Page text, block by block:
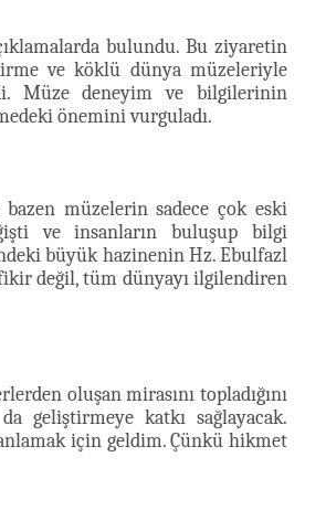
bulundu. Bu ziyaretin
ve köklü dünya müzeleriyle
Müze deneyim ve bilgilerinin
önemini vurguladı.
müzelerin sadece çok eski
ve insanların buluşup bilgi
büyük hazinenin Hz. Ebulfazl
değil, tüm dünyayı ilgilendiren
oluşan mirasını topladığını
geliştirmeye katkı sağlayacak.
için geldim. Çünkü hikmet